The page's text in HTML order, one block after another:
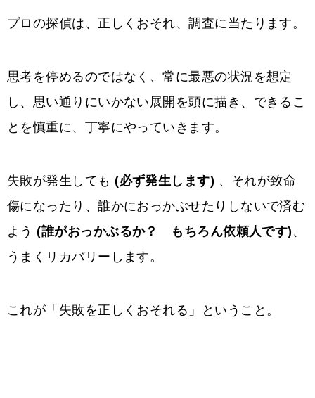
プロの探偵は、正しくおそれ、調査に当たります。
思考を停めるのではなく、常に最悪の状況を想定
し、思い通りにいかない展開を頭に描き、できるこ
とを慎重に、丁寧にやっていきます。
失敗が発生しても(必ず発生します) 、それが致命
傷になったり、誰かにおっかぶせたりしないで済む
よう(誰がおっかぶるか？ もちろん依頼人です) 、
うまくリカバリーします。
これが「失敗を正しくおそれる」ということ。